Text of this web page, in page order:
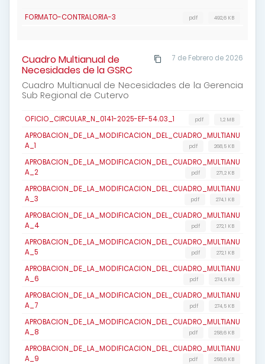
FORMATO-CONTRALORIA-3 492,6 KB
pdf
7 de Febrero de 2026
Cuadro Multianual de
Necesidades de la GSRC
Cuadro Multianual de Necesidades de la Gerencia
Sub Regional de Cutervo
OFICIO_CIRCULAR_N_0141-2025-EF-54.03_1 1,2 MB
pdf
APROBACION_DE_LA_MODIFICACION_DEL_CUADRO_MULTIANU
A_1
268,5 KB
pdf
APROBACION_DE_LA_MODIFICACION_DEL_CUADRO_MULTIANU
A_2
271,2 KB
pdf
APROBACION_DE_LA_MODIFICACION_DEL_CUADRO_MULTIANU
A_3
274,1 KB
pdf
APROBACION_DE_LA_MODIFICACION_DEL_CUADRO_MULTIANU
A_4
272,1 KB
pdf
APROBACION_DE_LA_MODIFICACION_DEL_CUADRO_MULTIANU
A_5
272,1 KB
pdf
APROBACION_DE_LA_MODIFICACION_DEL_CUADRO_MULTIANU
A_6
274,5 KB
pdf
APROBACION_DE_LA_MODIFICACION_DEL_CUADRO_MULTIANU
A_7
274,5 KB
pdf
APROBACION_DE_LA_MODIFICACION_DEL_CUADRO_MULTIANU
A_8
258,6 KB
pdf
APROBACION_DE_LA_MODIFICACION_DEL_CUADRO_MULTIANU
A_9
258,6 KB
pdf